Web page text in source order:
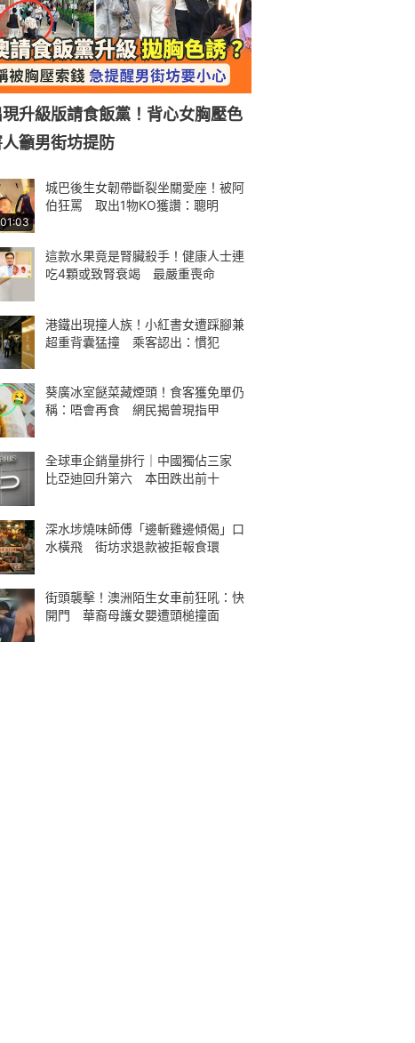
升級版請食飯黨！背心女胸壓色
籲男街坊提防
01:03
城巴後生女韌帶斷裂坐關愛座！被阿
伯狂罵 取出1物KO獲讚：聰明
這款水果竟是腎臟殺手！健康人士連
吃4顆或致腎衰竭 最嚴重喪命
港鐵出現撞人族！小紅書女遭踩腳兼
超重背囊猛撞 乘客認出：慣犯
葵廣冰室餸菜藏煙頭！食客獲免單仍
稱：唔會再食 網民揭曾現指甲
全球車企銷量排行｜中國獨佔三家
比亞迪回升第六 本田跌出前十
深水埗燒味師傅「邊斬雞邊傾偈」口
水橫飛 街坊求退款被拒報食環
街頭襲擊！澳洲陌生女車前狂吼：快
開門 華裔母護女嬰遭頭槌撞面